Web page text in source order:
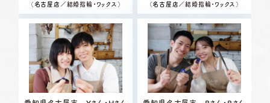
（ 名古屋店 ／結婚指輪・ワックス） （名古屋店 ／結婚指輪・ワックス）